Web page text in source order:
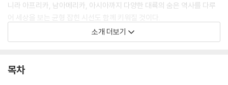
니라 아프리카, 남아메리카, 아시아까지 다양한 대륙의 숨은 역사를 다루
어 세상을 보는 균형 잡힌 시선도 함께 키워질 것이다.
“세계사 공부를 시작하려는 이에게 더할 나위 없이 좋다.”
소개 더보기
목차